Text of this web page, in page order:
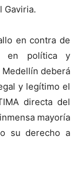
Gaviria.
en contra de
en política y
deberá
y legítimo el
directa del
mayoría
su derecho a